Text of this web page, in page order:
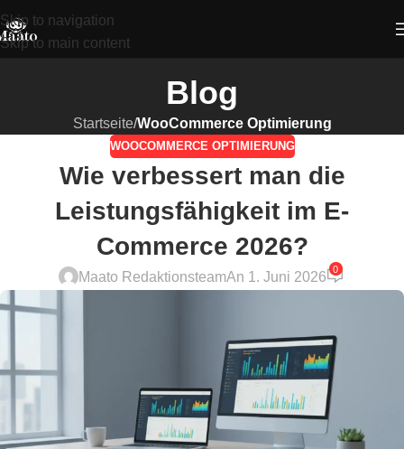
Skip to navigation
Skip to main content
Blog
Startseite/WooCommerce Optimierung
WOOCOMMERCE OPTIMIERUNG
Wie verbessert man die
Leistungsfähigkeit im E-
Commerce 2026?
Maato RedaktionsteamAn 1. Juni 2026
0